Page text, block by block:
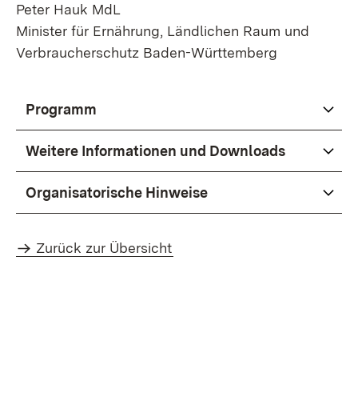
Peter Hauk MdL
Minister für Ernährung, Ländlichen Raum und
Verbraucherschutz Baden-Württemberg
Programm
Weitere Informationen und Downloads
Organisatorische Hinweise
Zurück zur Übersicht